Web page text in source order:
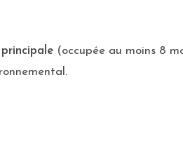
principale (occupée au moins 8